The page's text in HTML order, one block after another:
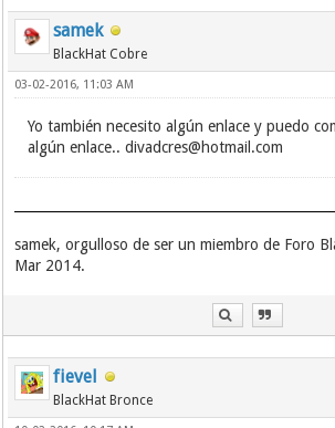
samek
BlackHat Cobre
03-02-2016, 11:03 AM
Yo también necesito algún enlace y puedo
algún enlace..divadcres@hotmail.com
samek, orgulloso de ser un miembro de Foro
Mar 2014.
fievel
BlackHat Bronce